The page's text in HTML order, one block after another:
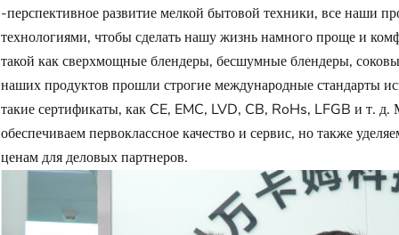
-перспективное развитие мелкой бытовой техники, все наши
технологиями, чтобы сделать нашу жизнь намного проще и
такой как сверхмощные блендеры, бесшумные блендеры,
наших продуктов прошли строгие международные стандарты
такие сертификаты, как CE, EMC, LVD, CB, RoHs, LFGB и т.
обеспечиваем первоклассное качество и сервис, но также
ценам для деловых партнеров.